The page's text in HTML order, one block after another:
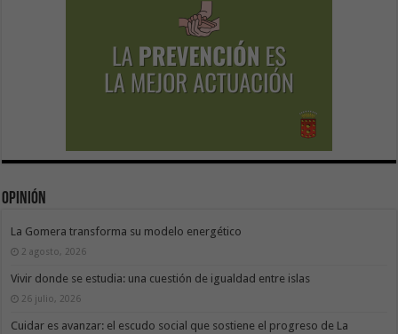
Opinión
La Gomera transforma su modelo energético
2 agosto, 2026
Vivir donde se estudia: una cuestión de igualdad entre islas
26 julio, 2026
Cuidar es avanzar: el escudo social que sostiene el progreso de La